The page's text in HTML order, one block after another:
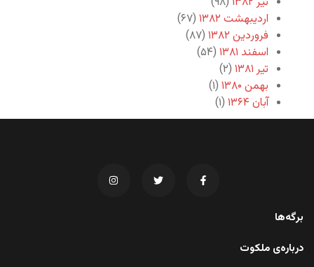
اردیبهشت ۱۳۸۲
(۶۷)
فروردین ۱۳۸۲
(۸۷)
اسفند ۱۳۸۱
(۵۴)
تیر ۱۳۸۱
(۲)
بهمن ۱۳۸۰
(۱)
آبان ۱۳۶۴
(۱)
برگه‌ها
درباره‌ی ملکوت